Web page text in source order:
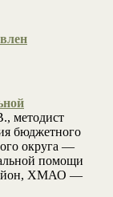
методист
бюджетного
округа —
помощи
ХМАО —